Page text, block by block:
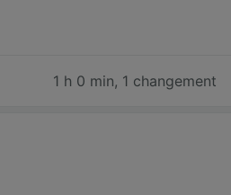
1 h 0 min, 1 changement